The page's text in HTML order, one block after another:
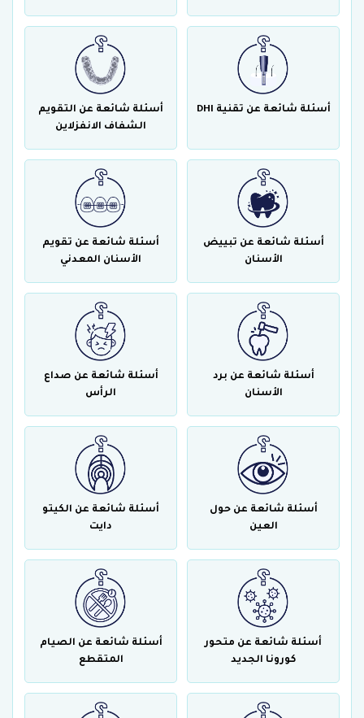
أسئلة شائعة عن تقنية DHI
أسئلة شائعة عن التقويم
الشفاف الانفزلاين
أسئلة شائعة عن تبييض
الأسنان
أسئلة شائعة عن تقويم
الأسنان المعدني
أسئلة شائعة عن برد
الأسنان
أسئلة شائعة عن صداع
الرأس
أسئلة شائعة عن حول
العين
أسئلة شائعة عن الكيتو
دايت
أسئلة شائعة عن متحور
كورونا الجديد
أسئلة شائعة عن الصيام
المتقطع